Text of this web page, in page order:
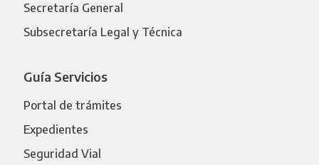
Secretaría General
Subsecretaría Legal y Técnica
Guía Servicios
Portal de trámites
Expedientes
Seguridad Vial